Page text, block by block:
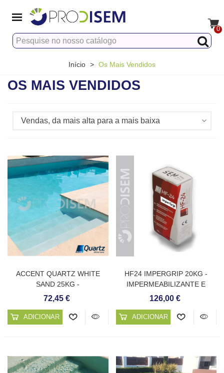
0
Início > Os Mais Vendidos
OS MAIS VENDIDOS
Vendas, da mais alta para a mais baixa
ACCENT QUARTZ WHITE
SAND 25KG -
REVESTIMENTO CONTÍNUO
PARA PISCINAS
72,45 €
ADICIONAR AO CARRINHO
HF24 IMPERGRIP 20KG -
IMPERMEABILIZANTE E
PONTE DE UNIÃO
CIMENTÍCIO
126,00 €
ADICIONAR AO CARRINHO